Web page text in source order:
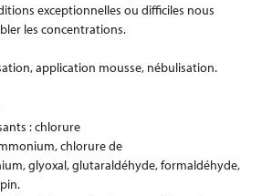
exceptionnelles ou difficiles nous
les concentrations.
application mousse, nébulisation.
: chlorure
chlorure de
glyoxal, glutaraldéhyde, formaldéhyde,